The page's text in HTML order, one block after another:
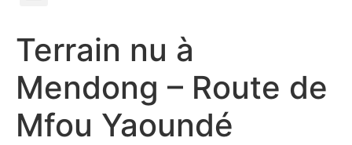
Terrain nu à
Mendong – Route de
Mfou Yaoundé